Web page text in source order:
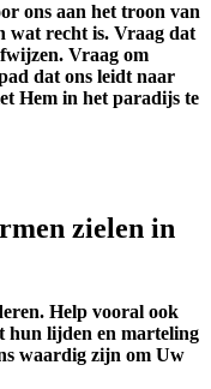
ons aan het troon van
wat recht is. Vraag dat
Vraag om
dat ons leidt naar
Hem in het paradijs te
zielen in
Help vooral ook
hun lijden en marteling
waardig zijn om Uw